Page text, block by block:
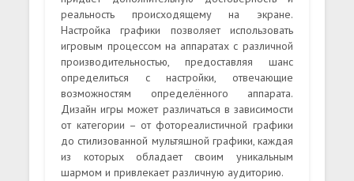
реальность происходящему на экране.
Настройка графики позволяет использовать
игровым процессом на аппаратах с различной
производительностью, предоставляя шанс
определиться с настройки, отвечающие
возможностям определённого аппарата.
Дизайн игры может различаться в зависимости
от категории – от фотореалистичной графики
до стилизованной мультяшной графики, каждая
из которых обладает своим уникальным
шармом и привлекает различную аудиторию.